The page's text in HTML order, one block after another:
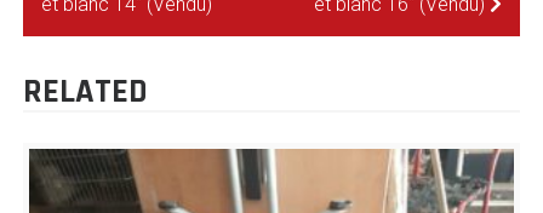
DE
L’ARTICLE
RELATED